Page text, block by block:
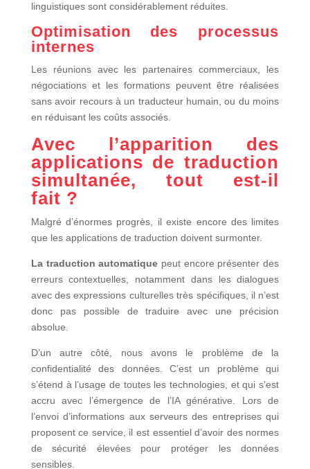
linguistiques sont considérablement réduites.
Optimisation des processus
internes
Les réunions avec les partenaires commerciaux, les
négociations et les formations peuvent être réalisées
sans avoir recours à un traducteur humain, ou du moins
en réduisant les coûts associés.
Avec l’apparition des
applications de traduction
simultanée, tout est-il
fait ?
Malgré d’énormes progrès, il existe encore des limites
que les applications de traduction doivent surmonter.
La traduction automatique peut encore présenter des
erreurs contextuelles, notamment dans les dialogues
avec des expressions culturelles très spécifiques, il n’est
donc pas possible de traduire avec une précision
absolue.
D’un autre côté, nous avons le problème de la
confidentialité des données. C’est un problème qui
s’étend à l’usage de toutes les technologies, et qui s’est
accru avec l’émergence de l’IA générative. Lors de
l’envoi d’informations aux serveurs des entreprises qui
proposent ce service, il est essentiel d’avoir des normes
de sécurité élevées pour protéger les données
sensibles.